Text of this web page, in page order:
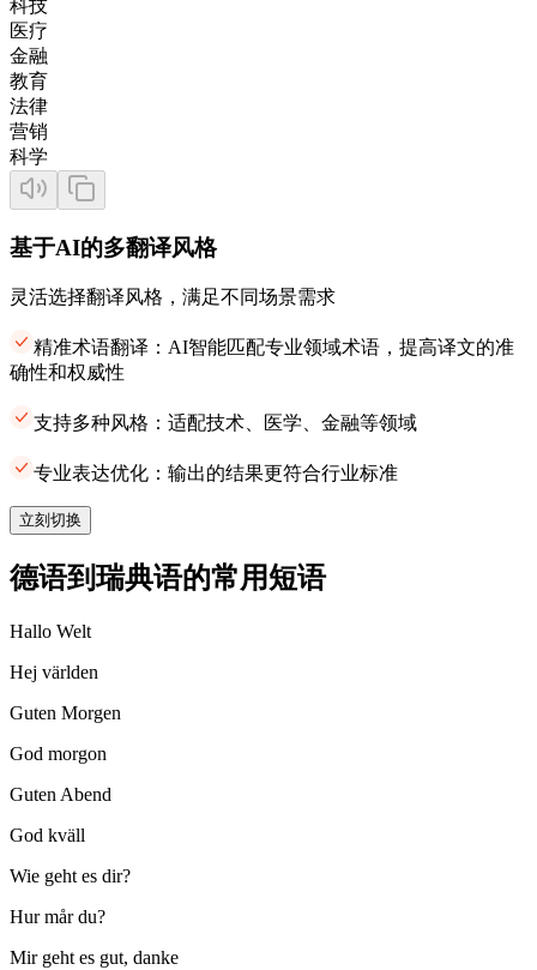
科技
医疗
金融
教育
法律
营销
科学
基于AI的多翻译风格
灵活选择翻译风格，满足不同场景需求
精准术语翻译：AI智能匹配专业领域术语，提高译文的准
确性和权威性
支持多种风格：适配技术、医学、金融等领域
专业表达优化：输出的结果更符合行业标准
立刻切换
德语到瑞典语的常用短语
Hallo Welt
Hej världen
Guten Morgen
God morgon
Guten Abend
God kväll
Wie geht es dir?
Hur mår du?
Mir geht es gut, danke